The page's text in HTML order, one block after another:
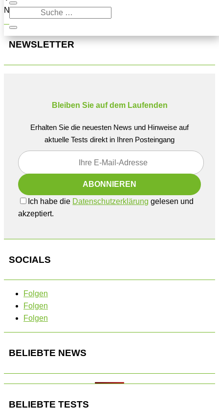
Navigation oben, um den Beitrag zu finden.
NEWSLETTER
Bleiben Sie auf dem Laufenden
Erhalten Sie die neuesten News und Hinweise auf
aktuelle Tests direkt in Ihren Posteingang
Ich habe die Datenschutzerklärung gelesen und
akzeptiert.
SOCIALS
Folgen
Folgen
Folgen
BELIEBTE NEWS
BELIEBTE TESTS